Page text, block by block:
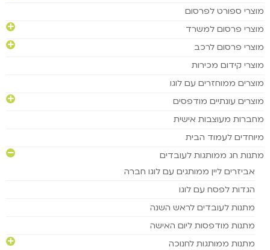
מוצרי ספורט לפרסום
מוצרי פרסום למשרד
מוצרי פרסום לרכב
מוצרי קידום מכירות
מוצרים ממוחזרים עם לוגו
מוצרים עונתיים מודפסים
מחברות מעוצבות אישית
מיוחדים לעמוד הבית
מתנות חג ממותגות לעובדים
אביזרים ליין ממותגים עם לוגו חברה
הגדות לפסח עם לוגו
מתנות לעובדים לראש השנה
מתנות מודפסות ליום האישה
מתנות ממותגות לחנוכה